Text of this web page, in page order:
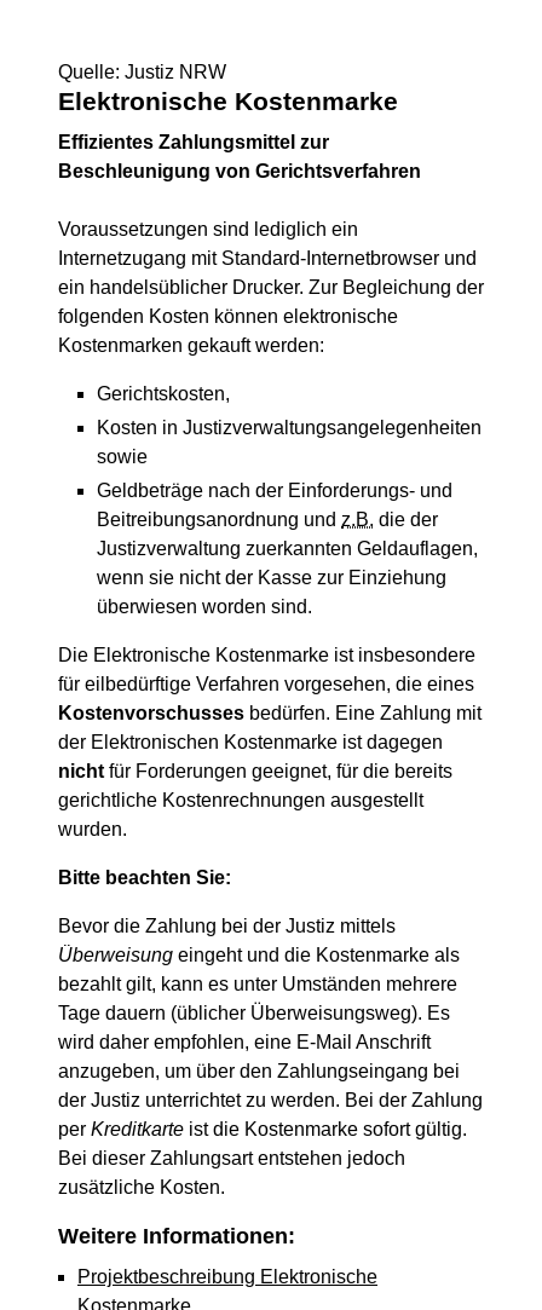
Quelle: Justiz NRW
Elektronische Kostenmarke
Effizientes Zahlungsmittel zur
Beschleunigung von Gerichtsverfahren
Voraussetzungen sind lediglich ein
Internetzugang mit Standard-Internetbrowser und
ein handelsüblicher Drucker. Zur Begleichung der
folgenden Kosten können elektronische
Kostenmarken gekauft werden:
Gerichtskosten,
Kosten in Justizverwaltungsangelegenheiten
sowie
Geldbeträge nach der Einforderungs- und
Beitreibungsanordnung und z.B. die der
Justizverwaltung zuerkannten Geldauflagen,
wenn sie nicht der Kasse zur Einziehung
überwiesen worden sind.
Die Elektronische Kostenmarke ist insbesondere
für eilbedürftige Verfahren vorgesehen, die eines
Kostenvorschusses bedürfen. Eine Zahlung mit
der Elektronischen Kostenmarke ist dagegen
nicht für Forderungen geeignet, für die bereits
gerichtliche Kostenrechnungen ausgestellt
wurden.
Bitte beachten Sie:
Bevor die Zahlung bei der Justiz mittels
Überweisung eingeht und die Kostenmarke als
bezahlt gilt, kann es unter Umständen mehrere
Tage dauern (üblicher Überweisungsweg). Es
wird daher empfohlen, eine E-Mail Anschrift
anzugeben, um über den Zahlungseingang bei
der Justiz unterrichtet zu werden. Bei der Zahlung
per Kreditkarte ist die Kostenmarke sofort gültig.
Bei dieser Zahlungsart entstehen jedoch
zusätzliche Kosten.
Weitere Informationen:
Projektbeschreibung Elektronische
Kostenmarke